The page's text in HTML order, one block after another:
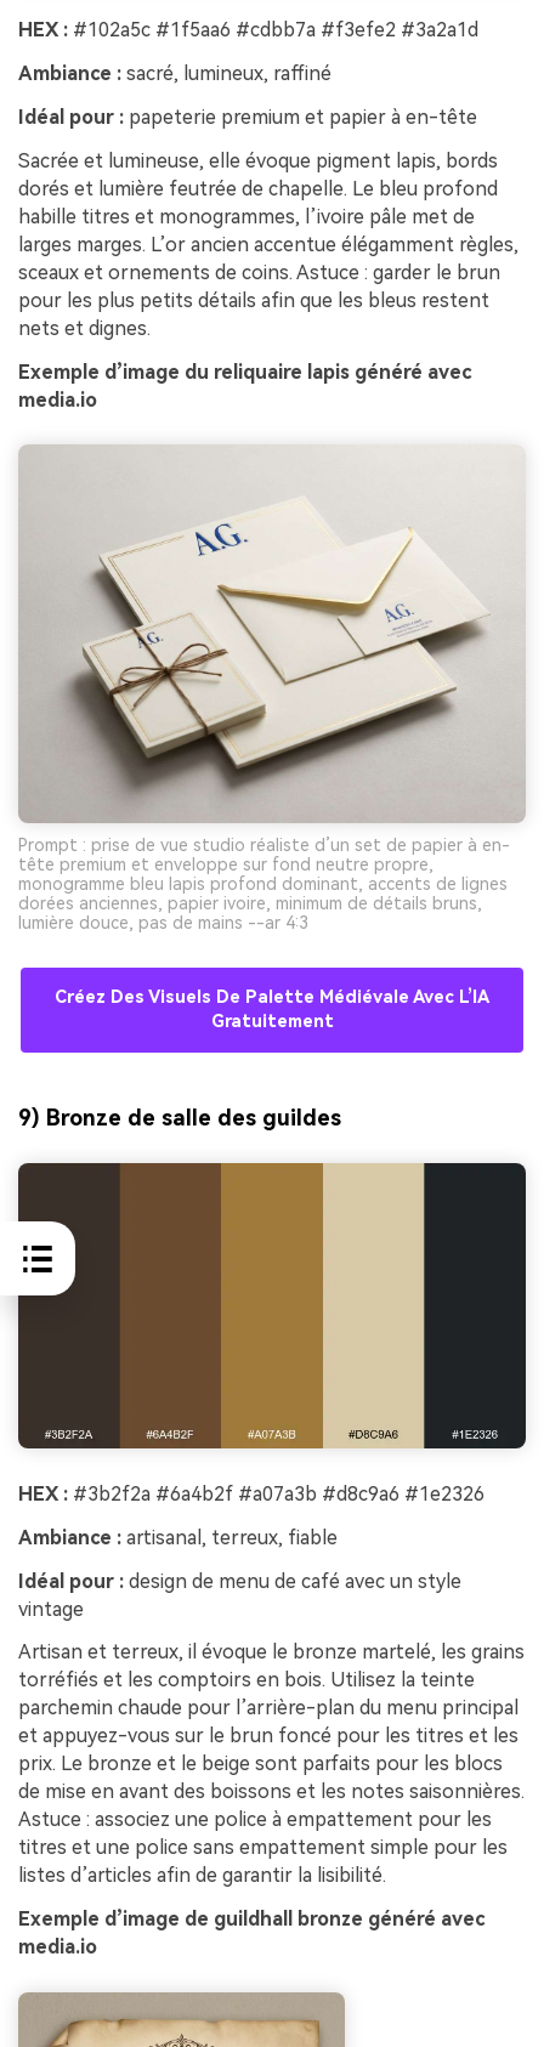
HEX : #102a5c #1f5aa6 #cdbb7a #f3efe2 #3a2a1d
Ambiance : sacré, lumineux, raffiné
Idéal pour : papeterie premium et papier à en-tête
Sacrée et lumineuse, elle évoque pigment lapis, bords
dorés et lumière feutrée de chapelle. Le bleu profond
habille titres et monogrammes, l’ivoire pâle met de
larges marges. L’or ancien accentue élégamment règles,
sceaux et ornements de coins. Astuce : garder le brun
pour les plus petits détails afin que les bleus restent
nets et dignes.
Exemple d’image du reliquaire lapis généré avec
media.io
Prompt : prise de vue studio réaliste d’un set de papier à en-
tête premium et enveloppe sur fond neutre propre,
monogramme bleu lapis profond dominant, accents de lignes
dorées anciennes, papier ivoire, minimum de détails bruns,
lumière douce, pas de mains --ar 4:3
Créez Des Visuels De Palette Médiévale Avec L’IA
Gratuitement
9) Bronze de salle des guildes
HEX : #3b2f2a #6a4b2f #a07a3b #d8c9a6 #1e2326
Ambiance : artisanal, terreux, fiable
Idéal pour : design de menu de café avec un style
vintage
Artisan et terreux, il évoque le bronze martelé, les grains
torréfiés et les comptoirs en bois. Utilisez la teinte
parchemin chaude pour l’arrière-plan du menu principal
et appuyez-vous sur le brun foncé pour les titres et les
prix. Le bronze et le beige sont parfaits pour les blocs
de mise en avant des boissons et les notes saisonnières.
Astuce : associez une police à empattement pour les
titres et une police sans empattement simple pour les
listes d’articles afin de garantir la lisibilité.
Exemple d’image de guildhall bronze généré avec
media.io